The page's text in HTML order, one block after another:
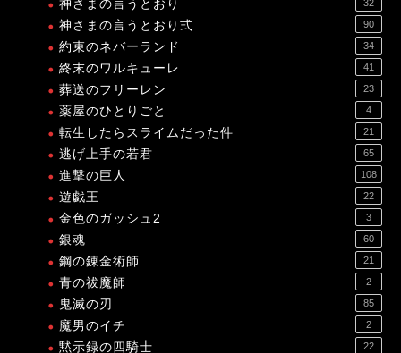
神さまの言うとおり 32
神さまの言うとおり弍 90
約束のネバーランド 34
終末のワルキューレ 41
葬送のフリーレン 23
薬屋のひとりごと 4
転生したらスライムだった件 21
逃げ上手の若君 65
進撃の巨人 108
遊戯王 22
金色のガッシュ2 3
銀魂 60
鋼の錬金術師 21
青の祓魔師 2
鬼滅の刃 85
魔男のイチ 2
黙示録の四騎士 22